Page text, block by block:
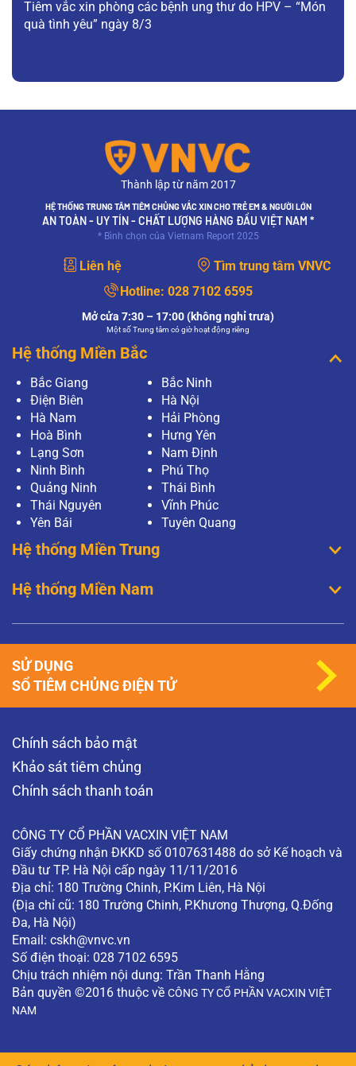
Tiêm vắc xin phòng các bệnh ung thư do HPV – “Món
quà tình yêu” ngày 8/3
Thành lập từ năm 2017
HỆ THỐNG TRUNG TÂM TIÊM CHỦNG VẮC XIN CHO TRẺ EM & NGƯỜI LỚN
AN TOÀN - UY TÍN - CHẤT LƯỢNG HÀNG ĐẦU VIỆT NAM *
* Bình chọn của Vietnam Report 2025
Liên hệ
Tìm trung tâm VNVC
Hotline: 028 7102 6595
Mở cửa 7:30 – 17:00 (không nghỉ trưa)
Một số Trung tâm có giờ hoạt động riêng
Hệ thống Miền Bắc
Bắc Giang
Bắc Ninh
Điện Biên
Hà Nội
Hà Nam
Hải Phòng
Hoà Bình
Hưng Yên
Lạng Sơn
Nam Định
Ninh Bình
Phú Thọ
Quảng Ninh
Thái Bình
Thái Nguyên
Vĩnh Phúc
Yên Bái
Tuyên Quang
Hệ thống Miền Trung
Hệ thống Miền Nam
Chính sách bảo mật
Khảo sát tiêm chủng
Chính sách thanh toán
CÔNG TY CỔ PHẦN VACXIN VIỆT NAM
Giấy chứng nhận ĐKKD số 0107631488 do sở Kế hoạch và
Đầu tư TP. Hà Nội cấp ngày 11/11/2016
Địa chỉ: 180 Trường Chinh, P.Kim Liên, Hà Nội
(Địa chỉ cũ: 180 Trường Chinh, P.Khương Thượng, Q.Đống
Đa, Hà Nội)
Email: cskh@vnvc.vn
Số điện thoại: 028 7102 6595
Chịu trách nhiệm nội dung: Trần Thanh Hằng
Bản quyền ©2016 thuộc về CÔNG TY CỔ PHẦN VACXIN VIỆT
NAM
SỬ DỤNG
SỔ TIÊM CHỦNG ĐIỆN TỬ